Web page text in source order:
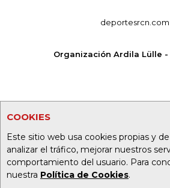
COOKIES
Este sitio web usa cookies propias y
analizar el tráfico, mejorar nuestros
comportamiento del usuario. Para
nuestra Política de Cookies.
deportesrcn.com
Organización Ardila Lülle -